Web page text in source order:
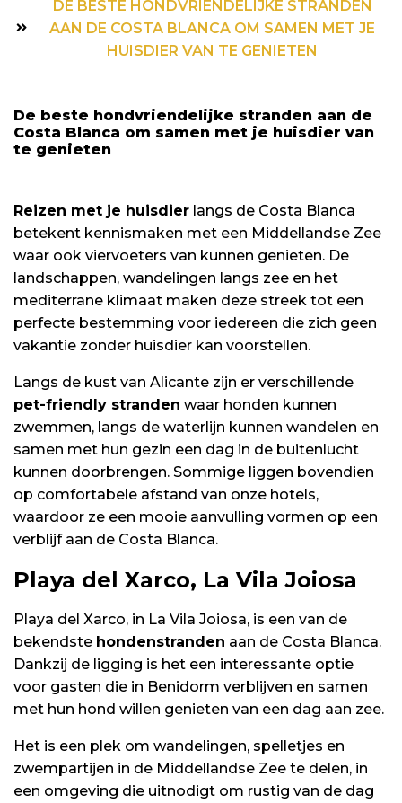
DE BESTE HONDVRIENDELIJKE STRANDEN
AAN DE COSTA BLANCA OM SAMEN MET JE
HUISDIER VAN TE GENIETEN
De beste hondvriendelijke stranden aan de
Costa Blanca om samen met je huisdier van
te genieten
Reizen met je huisdier langs de Costa Blanca
betekent kennismaken met een Middellandse Zee
waar ook viervoeters van kunnen genieten. De
landschappen, wandelingen langs zee en het
mediterrane klimaat maken deze streek tot een
perfecte bestemming voor iedereen die zich geen
vakantie zonder huisdier kan voorstellen.
Langs de kust van Alicante zijn er verschillende
pet-friendly stranden waar honden kunnen
zwemmen, langs de waterlijn kunnen wandelen en
samen met hun gezin een dag in de buitenlucht
kunnen doorbrengen. Sommige liggen bovendien
op comfortabele afstand van onze hotels,
waardoor ze een mooie aanvulling vormen op een
verblijf aan de Costa Blanca.
Playa del Xarco, La Vila Joiosa
Playa del Xarco, in La Vila Joiosa, is een van de
bekendste hondenstranden aan de Costa Blanca.
Dankzij de ligging is het een interessante optie
voor gasten die in Benidorm verblijven en samen
met hun hond willen genieten van een dag aan zee.
Het is een plek om wandelingen, spelletjes en
zwempartijen in de Middellandse Zee te delen, in
een omgeving die uitnodigt om rustig van de dag